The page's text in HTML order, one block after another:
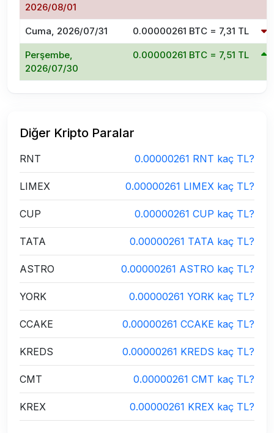
2026/08/01
Cuma, 2026/07/31 0.00000261 BTC = 7,31 TL
Perşembe,
2026/07/30
0.00000261 BTC = 7,51 TL
Diğer Kripto Paralar
RNT 0.00000261 RNT kaç TL?
LIMEX 0.00000261 LIMEX kaç TL?
CUP 0.00000261 CUP kaç TL?
TATA 0.00000261 TATA kaç TL?
ASTRO 0.00000261 ASTRO kaç TL?
YORK 0.00000261 YORK kaç TL?
CCAKE 0.00000261 CCAKE kaç TL?
KREDS 0.00000261 KREDS kaç TL?
CMT 0.00000261 CMT kaç TL?
KREX 0.00000261 KREX kaç TL?